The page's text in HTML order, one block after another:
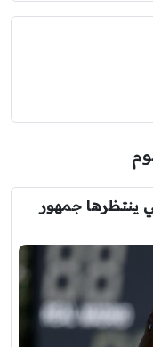
ينتظرها جمهور